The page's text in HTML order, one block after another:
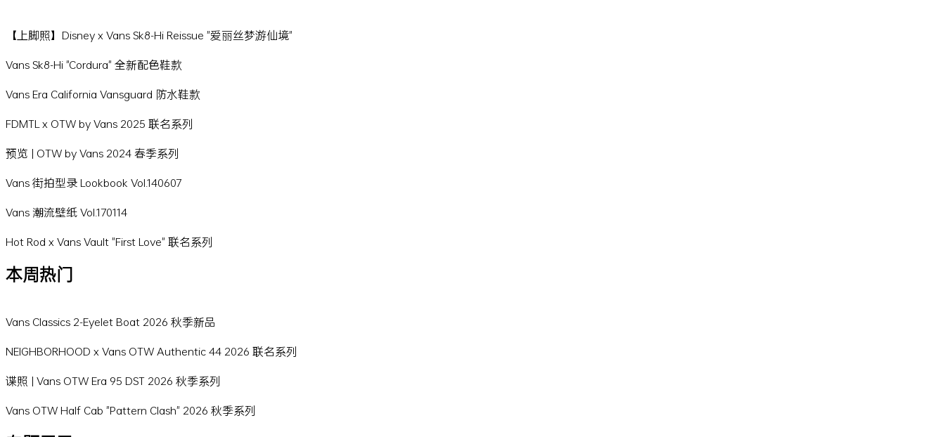
【上脚照】Disney x Vans Sk8-Hi Reissue "爱丽丝梦游仙境"
Vans Sk8-Hi "Cordura" 全新配色鞋款
Vans Era California Vansguard 防水鞋款
FDMTL x OTW by Vans 2025 联名系列
预览 | OTW by Vans 2024 春季系列
Vans 街拍型录 Lookbook Vol.140607
Vans 潮流壁纸 Vol.170114
Hot Rod x Vans Vault "First Love" 联名系列
本周热门
Vans Classics 2-Eyelet Boat 2026 秋季新品
NEIGHBORHOOD x Vans OTW Authentic 44 2026 联名系列
谍照 | Vans OTW Era 95 DST 2026 秋季系列
Vans OTW Half Cab "Pattern Clash" 2026 秋季系列